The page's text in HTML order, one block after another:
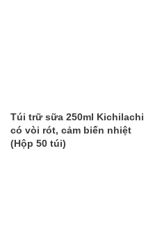
Túi trữ sữa 250ml Kichilachi
có vòi rót, cảm biến nhiệt
(Hộp 50 túi)